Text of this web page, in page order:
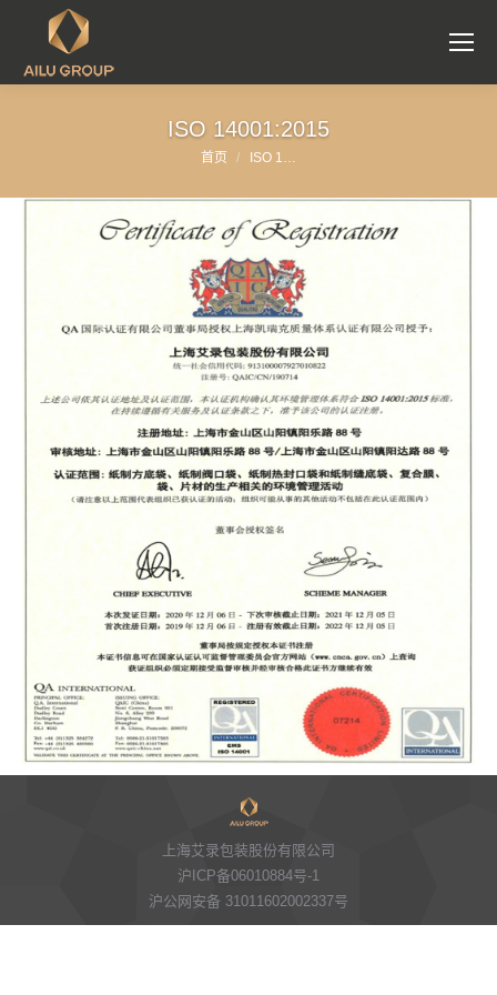
ISO 14001:2015
您在这里：
首页 ISO 1…
上海艾录包装股份有限公司
沪ICP备06010884号-1
沪公网安备 31011602002337号